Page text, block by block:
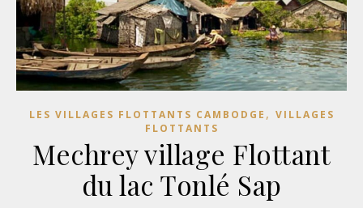
LES VILLAGES FLOTTANTS CAMBODGE , VILLAGES
FLOTTANTS
Mechrey village Flottant
du lac Tonlé Sap